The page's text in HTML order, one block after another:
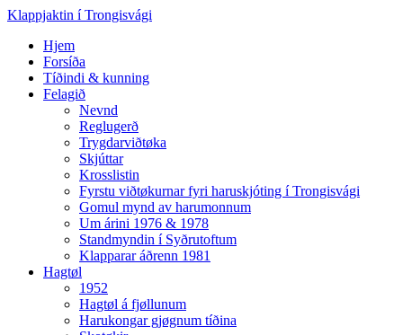
Klappjaktin í Trongisvági
Hjem
Forsíða
Tíðindi & kunning
Felagið
Nevnd
Reglugerð
Trygdarviðtøka
Skjúttar
Krosslistin
Fyrstu viðtøkurnar fyri haruskjóting í Trongisvági
Gomul mynd av harumonnum
Um árini 1976 & 1978
Standmyndin í Syðrutoftum
Klapparar áðrenn 1981
Hagtøl
1952
Hagtøl á fjøllunum
Harukongar gjøgnum tíðina